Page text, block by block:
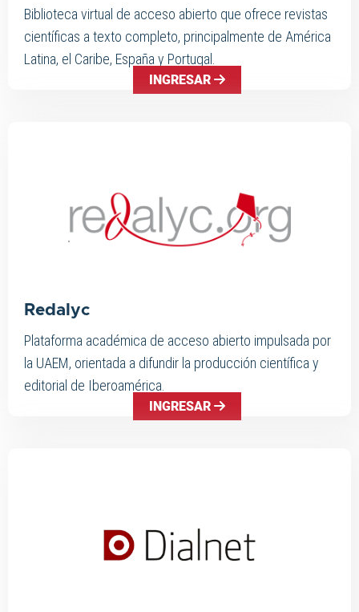
Biblioteca virtual de acceso abierto que ofrece revistas
científicas a texto completo, principalmente de América
Latina, el Caribe, España y Portugal.
INGRESAR
Redalyc
Plataforma académica de acceso abierto impulsada por
la UAEM, orientada a difundir la producción científica y
editorial de Iberoamérica.
INGRESAR